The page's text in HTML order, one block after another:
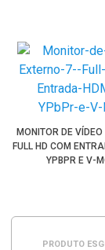
MONITOR DE
FULL HD COM
YPBPR E V-
PRODUTO